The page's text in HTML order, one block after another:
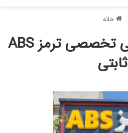
خانه
خدمات مجاز فنی تخصصی ترمز ABS
ثابتی